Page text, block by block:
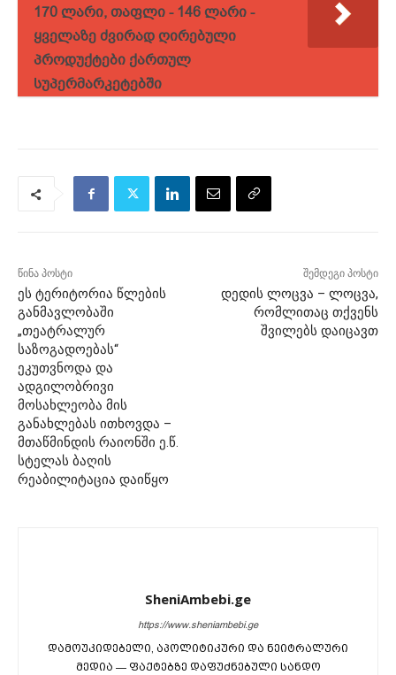
170 ლარი, თაფლი - 146 ლარი -
ყველაზე ძვირად ღირებული
პროდუქტები ქართულ
სუპერმარკეტებში
წინა პოსტი
ეს ტერიტორია წლების
განმავლობაში
„თეატრალურ
საზოგადოებას“
ეკუთვნოდა და
ადგილობრივი
მოსახლეობა მის
განახლებას ითხოვდა –
მთაწმინდის რაიონში ე.წ.
სტელას ბაღის
რეაბილიტაცია დაიწყო
შემდეგი პოსტი
დედის ლოცვა – ლოცვა,
რომლითაც თქვენს
შვილებს დაიცავთ
SheniAmbebi.ge
https://www.sheniambebi.ge
დამოუკიდებელი, აპოლიტიკური და ნეიტრალური
მედია — ფაქტებზე დაფუძნებული სანდო